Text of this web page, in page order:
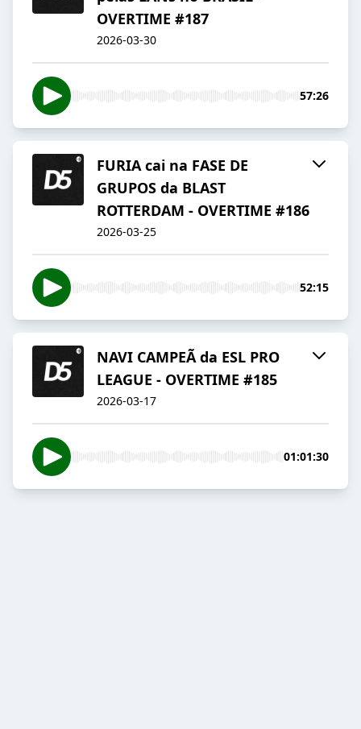
OVERTIME #187
2026-03-30
57:26
FURIA cai na FASE DE
GRUPOS da BLAST
ROTTERDAM - OVERTIME #186
2026-03-25
52:15
NAVI CAMPEÃ da ESL PRO
LEAGUE - OVERTIME #185
2026-03-17
01:01:30